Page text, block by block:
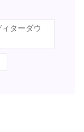
ターダウ